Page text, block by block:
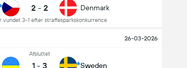
2 - 2
vundet 3-1 efter straffesparkskonkurrence
Denmark
26-03-2026
Afsluttet
1 - 3 Sweden